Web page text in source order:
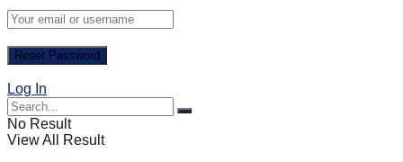
Log In
No Result
View All Result